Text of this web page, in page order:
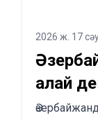
2026 ж. 17
қалай
және